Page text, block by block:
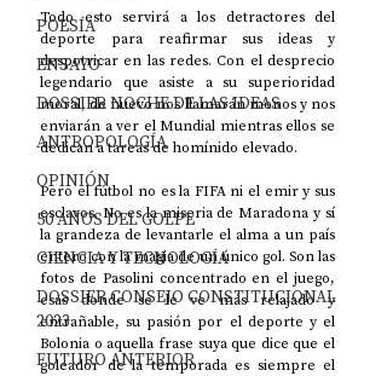
POESÍA
ENSAYO
DOSSIER NOCHE DE LAS IDEAS
ANTROPOLOGÍA
OPINIÓN
50 AÑOS DEL GOLPE
CIENCIA Y TECNOLOGÍA
DOSSIER CONSEJO CONSTITUCIONAL
2023
FUTURO ANTERIOR
Todo esto servirá a los detractores del
deporte para reafirmar sus ideas y
despotricar en las redes. Con el desprecio
legendario que asiste a su superioridad
moral, de nuevo nos llamarán monos y nos
enviarán a ver el Mundial mientras ellos se
dedican a tareas de homínido elevado.
Pero el fútbol no es la FIFA ni el emir y sus
esclavos. No es la miseria de Maradona y sí
la grandeza de levantarle el alma a un país
entero con la magia de un único gol. Son las
fotos de Pasolini concentrado en el juego,
esas donde se le ve más relajado y
entrañable, su pasión por el deporte y el
Bolonia o aquella frase suya que dice que el
goleador de la temporada es siempre el